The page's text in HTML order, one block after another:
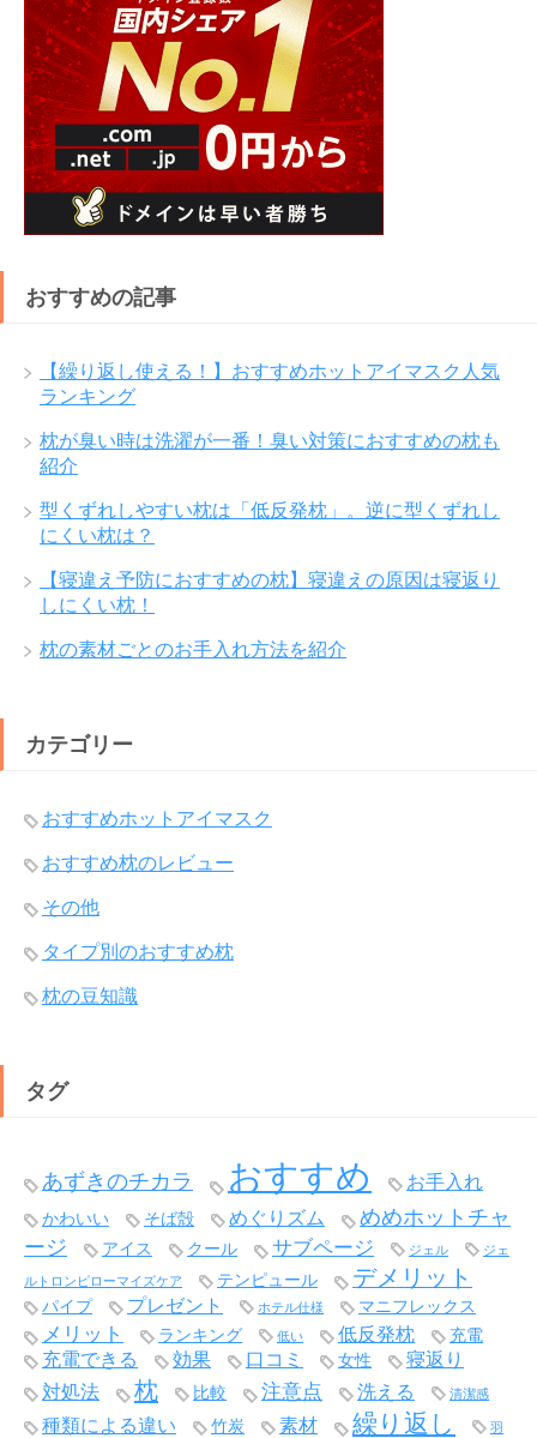
おすすめの記事
【繰り返し使える！】おすすめホットアイマスク人気
ランキング
枕が臭い時は洗濯が一番！臭い対策におすすめの枕も
紹介
型くずれしやすい枕は「低反発枕」。逆に型くずれし
にくい枕は？
【寝違え予防におすすめの枕】寝違えの原因は寝返り
しにくい枕！
枕の素材ごとのお手入れ方法を紹介
カテゴリー
おすすめホットアイマスク
おすすめ枕のレビュー
その他
タイプ別のおすすめ枕
枕の豆知識
タグ
あずきのチカラ おすすめ お手入れ
かわいい そば殻 めぐりズム
めめホットチャ
ージ
アイス クール サブページ ジェル ジェ
ルトロンピローマイズケア テンピュール デメリット
パイプ プレゼント ホテル仕様 マニフレックス
メリット ランキング 低い 低反発枕 充電
充電できる 効果 口コミ 女性
寝返り
対処法
枕 比較 注意点 洗える 清潔感
種類による違い 竹炭 素材 繰り返し 羽